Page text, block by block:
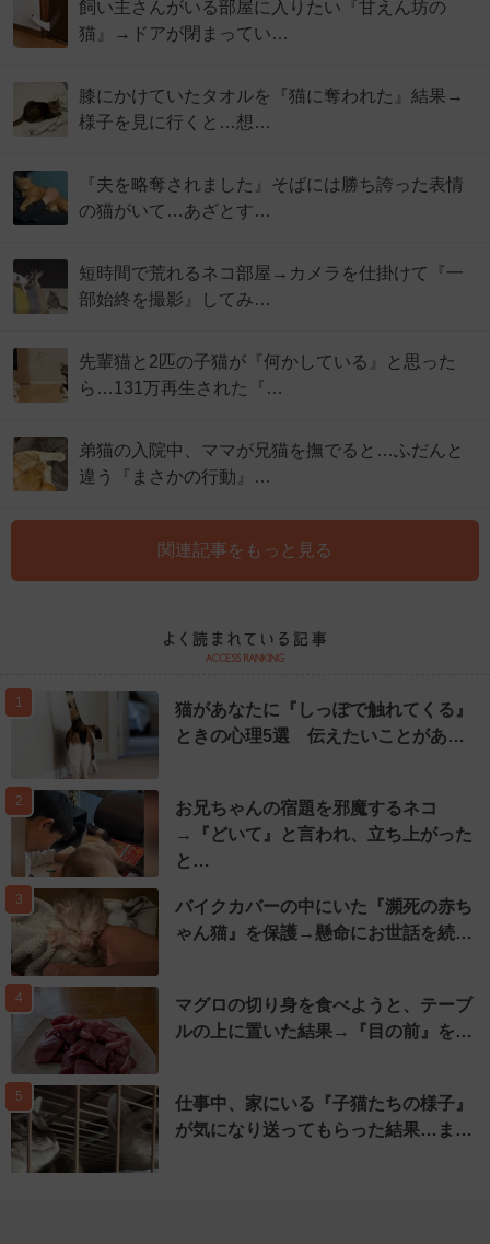
飼い主さんがいる部屋に入りたい『甘えん坊の
猫』→ドアが閉まってい…
膝にかけていたタオルを『猫に奪われた』結果→
様子を見に行くと…想…
『夫を略奪されました』そばには勝ち誇った表情
の猫がいて…あざとす…
短時間で荒れるネコ部屋→カメラを仕掛けて『一
部始終を撮影』してみ…
先輩猫と2匹の子猫が『何かしている』と思った
ら…131万再生された『…
弟猫の入院中、ママが兄猫を撫でると…ふだんと
違う『まさかの行動』…
関連記事をもっと見る
1
猫があなたに『しっぽで触れてくる』
ときの心理5選 伝えたいことがあ…
2
お兄ちゃんの宿題を邪魔するネコ
→『どいて』と言われ、立ち上がった
と…
3
バイクカバーの中にいた『瀕死の赤ち
ゃん猫』を保護→懸命にお世話を続…
4
マグロの切り身を食べようと、テーブ
ルの上に置いた結果→『目の前』を…
5
仕事中、家にいる『子猫たちの様子』
が気になり送ってもらった結果…ま…